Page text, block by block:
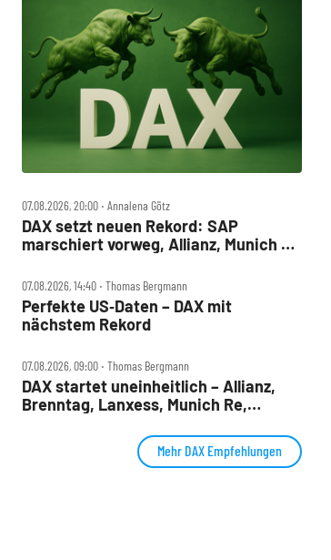
07.08.2026, 20:00 ‧ Annalena Götz
DAX setzt neuen Rekord: SAP
marschiert vorweg, Allianz, Munich Re
07.08.2026, 14:40 ‧ Thomas Bergmann
Perfekte US‑Daten – DAX mit
nächstem Rekord
07.08.2026, 09:00 ‧ Thomas Bergmann
DAX startet uneinheitlich – Allianz,
Brenntag, Lanxess, Munich Re,
Mehr DAX Empfehlungen